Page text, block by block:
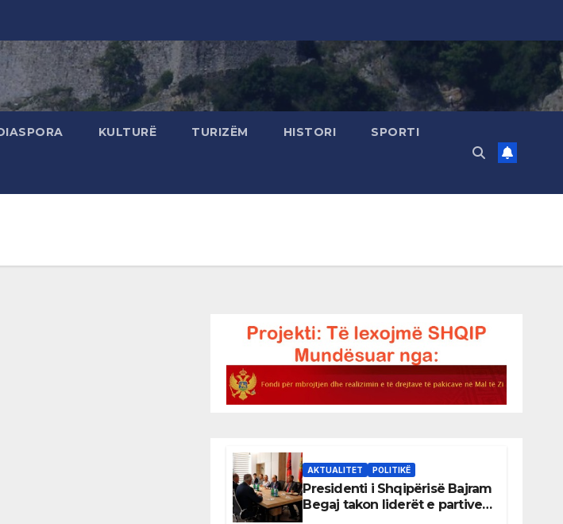
KULTURË TURIZËM HISTORI SPORTI
AKTUALITET POLITIKË
Presidenti i Shqipërisë Bajram
Begaj takon liderët e partive